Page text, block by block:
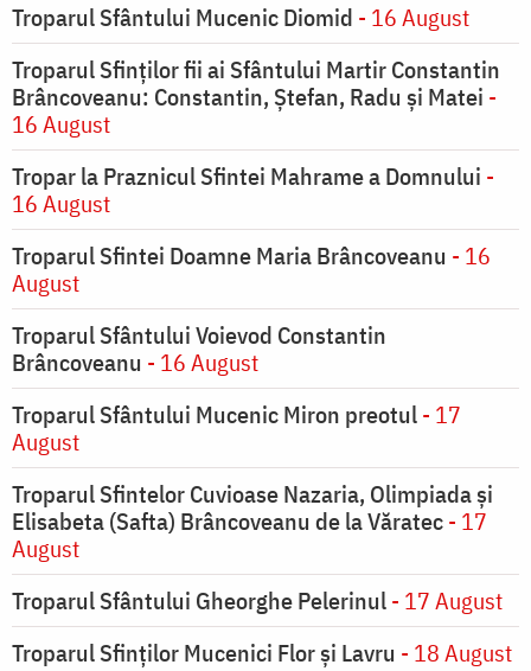
Troparul Sfântului Mucenic Diomid - 16 August
Troparul Sfinților fii ai Sfântului Martir Constantin
Brâncoveanu: Constantin, Ștefan, Radu și Matei -
16 August
Tropar la Praznicul Sfintei Mahrame a Domnului -
16 August
Troparul Sfintei Doamne Maria Brâncoveanu - 16
August
Troparul Sfântului Voievod Constantin
Brâncoveanu - 16 August
Troparul Sfântului Mucenic Miron preotul- 17
August
Troparul Sfintelor Cuvioase Nazaria, Olimpiada și
Elisabeta (Safta) Brâncoveanu de la Văratec- 17
August
Troparul Sfântului Gheorghe Pelerinul- 17 August
Troparul Sfinţilor Mucenici Flor şi Lavru - 18 August